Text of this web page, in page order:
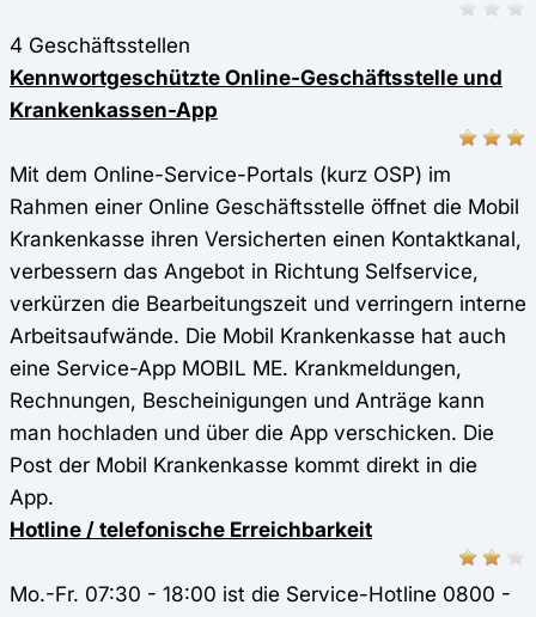
4 Geschäftsstellen
Kennwortgeschützte Online-Geschäftsstelle und
Krankenkassen-App
Mit dem Online-Service-Portals (kurz OSP) im
Rahmen einer Online Geschäftsstelle öffnet die Mobil
Krankenkasse ihren Versicherten einen Kontaktkanal,
verbessern das Angebot in Richtung Selfservice,
verkürzen die Bearbeitungszeit und verringern interne
Arbeitsaufwände. Die Mobil Krankenkasse hat auch
eine Service-App MOBIL ME. Krankmeldungen,
Rechnungen, Bescheinigungen und Anträge kann
man hochladen und über die App verschicken. Die
Post der Mobil Krankenkasse kommt direkt in die
App.
Hotline / telefonische Erreichbarkeit
Mo.-Fr. 07:30 - 18:00 ist die Service-Hotline 0800 -